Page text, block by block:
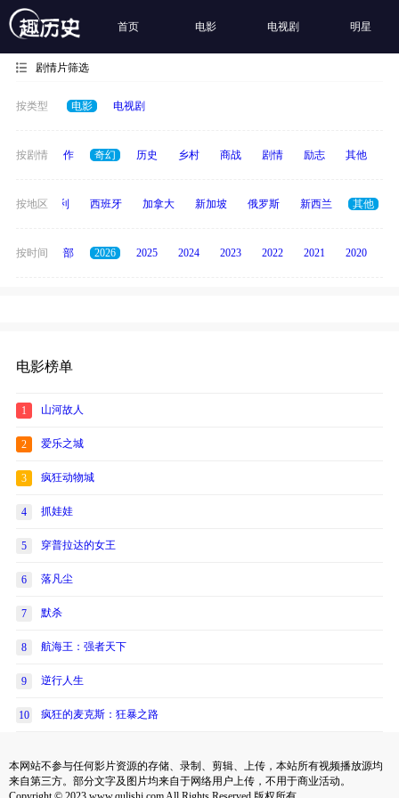
首页 电影 电视剧 明星
剧情片筛选
按类型 电影 电视剧
按剧情
犯罪 动作 奇幻 历史 乡村 商战 剧情 励志 其他
按地区
度 意大利 西班牙 加拿大 新加坡 俄罗斯 新西兰 其他
按时间 全部 2026 2025 2024 2023 2022 2021 2020
电影榜单
1 山河故人
2 爱乐之城
3 疯狂动物城
4 抓娃娃
5 穿普拉达的女王
6 落凡尘
7 默杀
8 航海王：强者天下
9 逆行人生
10 疯狂的麦克斯：狂暴之路
本网站不参与任何影片资源的存储、录制、剪辑、上传，本站所有视频播放源均
来自第三方。部分文字及图片均来自于网络用户上传，不用于商业活动。